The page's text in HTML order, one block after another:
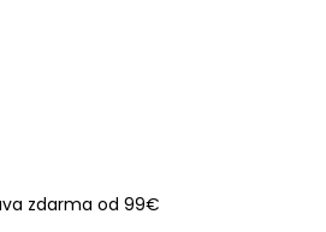
zdarma od 99€